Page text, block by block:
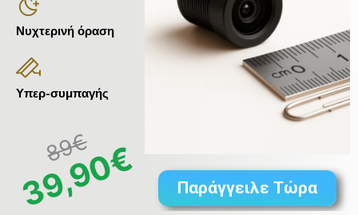
Νυχτερινή όραση
Υπερ-συμπαγής
89€
39,90€ Παράγγειλε Τώρα